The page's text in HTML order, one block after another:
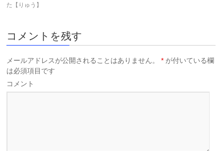
た【りゅう】
コメントを残す
メールアドレスが公開されることはありません。 * が付いている欄
は必須項目です
コメント